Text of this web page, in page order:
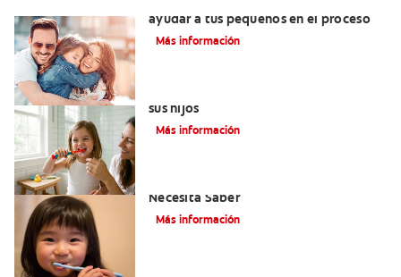
ayudar a tus pequeños en el proceso
Más información
sus hijos
Más información
Necesita Saber
Más información